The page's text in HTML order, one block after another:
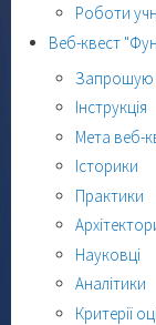
Роботи
Веб-квест
Запрошую
Інструкція
Мета веб-
Історики
Практики
Науковці
Аналітики
Критерії